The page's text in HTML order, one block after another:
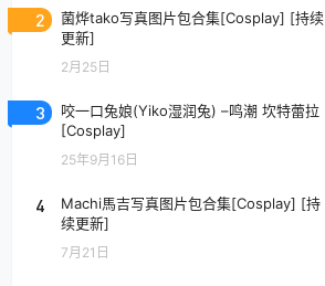
2
菌烨tako写真图片包合集[Cosplay] [持续
更新]
2月25日
3
咬一口兔娘(Yiko湿润兔) –鸣潮 坎特蕾拉
[Cosplay]
25年9月16日
4
Machi馬吉写真图片包合集[Cosplay] [持
续更新]
7月21日